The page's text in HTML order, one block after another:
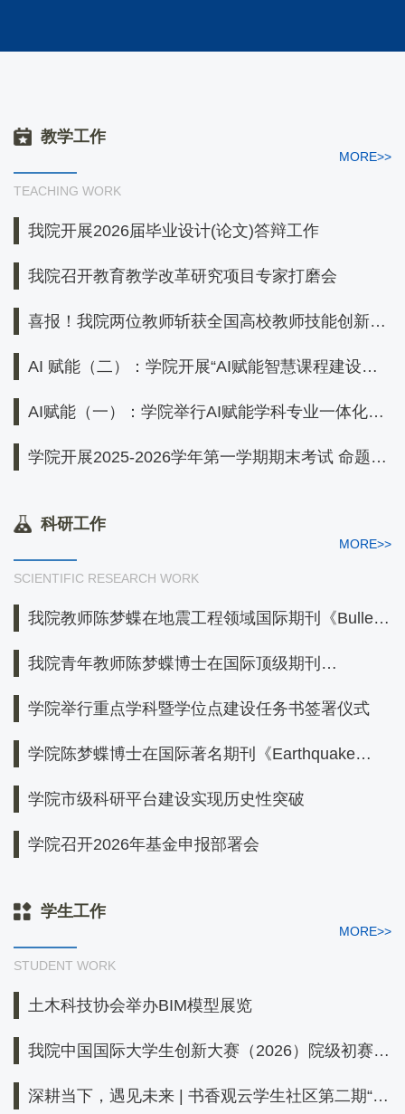
教学工作
TEACHING WORK
MORE>>
我院开展2026届毕业设计(论文)答辩工作
我院召开教育教学改革研究项目专家打磨会
喜报！我院两位教师斩获全国高校教师技能创新大
AI 赋能（二）：学院开展“AI赋能智慧课程建设与
AI赋能（一）：学院举行AI赋能学科专业一体化建
学院开展2025-2026学年第一学期期末考试 命题质
科研工作
SCIENTIFIC RESEARCH WORK
MORE>>
我院教师陈梦蝶在地震工程领域国际期刊《Bulletin
我院青年教师陈梦蝶博士在国际顶级期刊
学院举行重点学科暨学位点建设任务书签署仪式
学院陈梦蝶博士在国际著名期刊《Earthquake
学院市级科研平台建设实现历史性突破
学院召开2026年基金申报部署会
学生工作
STUDENT WORK
MORE>>
土木科技协会举办BIM模型展览
我院中国国际大学生创新大赛（2026）院级初赛圆
深耕当下，遇见未来 | 书香观云学生社区第二期“青